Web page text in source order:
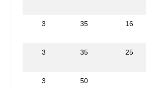
3 35 16
3 35 25
3 50